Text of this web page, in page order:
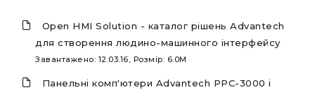
Open HMI Solution - каталог рішень Advantech
для створення людино-машинного інтерфейсу
Завантажено: 12.03.16, Розмір: 6.0M
Панельні комп'ютери Advantech PPC-3000 і